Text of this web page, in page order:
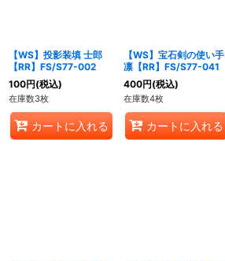
【WS】投影装填 士郎
【RR】FS/S77-002
100円(税込)
在庫数3枚
カートに入れる
【WS】宝石剣の使い手
凛【RR】FS/S77-041
400円(税込)
在庫数4枚
カートに入れる